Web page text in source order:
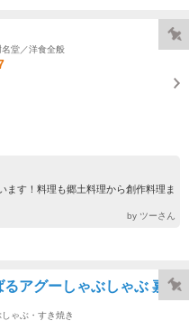
堂／洋食全般
ます！料理も郷土料理から創作料理ま
by ツーさん
アグーしゃぶしゃぶ 嘉
ゃぶ・すき焼き